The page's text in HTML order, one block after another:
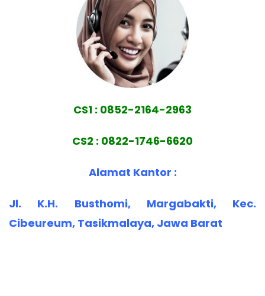
CS1 : 0852-2164-2963
CS2 : 0822-1746-6620
Alamat Kantor :
Jl. K.H. Busthomi, Margabakti, Kec.
Cibeureum, Tasikmalaya, Jawa Barat